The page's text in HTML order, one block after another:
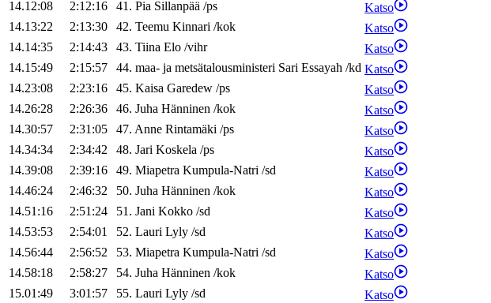
14.12:08
2:12:16 41. Pia Sillanpää /ps
Katso
14.13:22
2:13:30 42. Teemu Kinnari /kok
Katso
14.14:35
2:14:43 43. Tiina Elo /vihr
Katso
14.15:49
2:15:57 44. maa- ja metsätalousministeri Sari Essayah /kd Katso
14.23:08
2:23:16 45. Kaisa Garedew /ps
Katso
14.26:28
2:26:36 46. Juha Hänninen /kok
Katso
14.30:57
2:31:05 47. Anne Rintamäki /ps
Katso
14.34:34
2:34:42 48. Jari Koskela /ps
Katso
14.39:08
2:39:16 49. Miapetra Kumpula-Natri /sd
Katso
14.46:24
2:46:32 50. Juha Hänninen /kok
Katso
14.51:16
2:51:24 51. Jani Kokko /sd
Katso
14.53:53
2:54:01 52. Lauri Lyly /sd
Katso
14.56:44
2:56:52 53. Miapetra Kumpula-Natri /sd
Katso
14.58:18
2:58:27 54. Juha Hänninen /kok
Katso
15.01:49
3:01:57 55. Lauri Lyly /sd
Katso